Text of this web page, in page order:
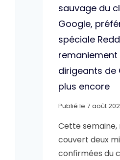
sauvage du
Google,
spéciale
remaniement
dirigeants de
plus encore
Publié le 7 août
Cette semaine,
couvert deux
confirmées du